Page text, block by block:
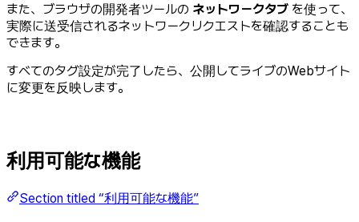
また、ブラウザの開発者ツールの ネットワークタブ を使って、
実際に送受信されるネットワークリクエストを確認することも
できます。
すべてのタグ設定が完了したら、公開してライブのWebサイト
に変更を反映します。
利用可能な機能
Section titled “利用可能な機能”